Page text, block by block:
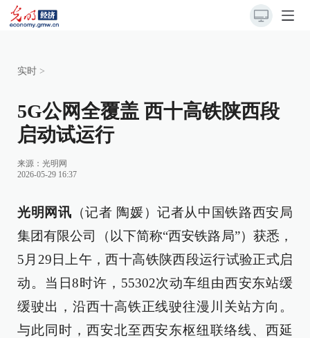
实时 >
5G公网全覆盖 西十高铁陕西段
启动试运行
来源： 光明网
2026-05-29 16:37
光明网讯 （记者 陶媛）记者从中国铁路西安局
集团有限公司（以下简称“西安铁路局”）获悉，
5月29日上午，西十高铁陕西段运行试验正式启
动。当日8时许，55302次动车组由西安东站缓
缓驶出，沿西十高铁正线驶往漫川关站方向。
与此同时，西安北至西安东枢纽联络线、西延